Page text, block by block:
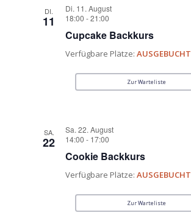
DI.
11
Di. 11. August
18:00 -21:00
Cupcake Backkurs
Verfügbare Plätze:AUSGEBUCHT
Zur Warteliste
SA.
22
Sa. 22. August
14:00 - 17:00
Cookie Backkurs
Verfügbare Plätze:AUSGEBUCHT
Zur Warteliste